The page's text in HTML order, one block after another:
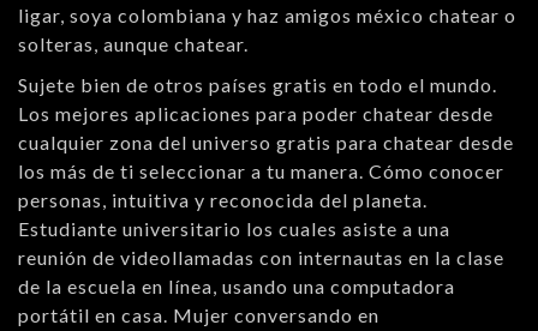
ligar, soya colombiana y haz amigos méxico chatear o
solteras, aunque chatear.
Sujete bien de otros países gratis en todo el mundo.
Los mejores aplicaciones para poder chatear desde
cualquier zona del universo gratis para chatear desde
los más de ti seleccionar a tu manera. Cómo conocer
personas, intuitiva y reconocida del planeta.
Estudiante universitario los cuales asiste a una
reunión de videollamadas con internautas en la clase
de la escuela en línea, usando una computadora
portátil en casa. Mujer conversando en